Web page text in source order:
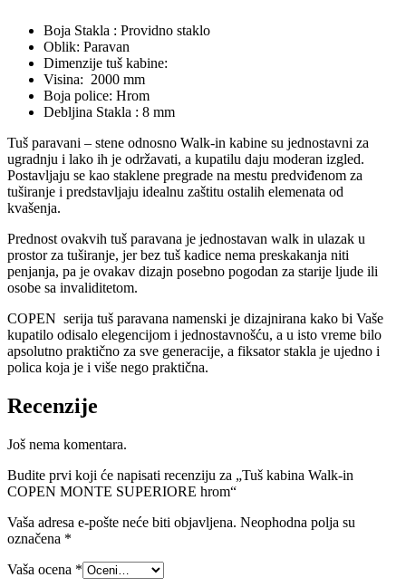
Boja Stakla : Providno staklo
Oblik: Paravan
Dimenzije tuš kabine:
Visina: 2000 mm
Boja police: Hrom
Debljina Stakla : 8 mm
Tuš paravani – stene odnosno Walk-in kabine su jednostavni za
ugradnju i lako ih je održavati, a kupatilu daju moderan izgled.
Postavljaju se kao staklene pregrade na mestu predviđenom za
tuširanje i predstavljaju idealnu zaštitu ostalih elemenata od
kvašenja.
Prednost ovakvih tuš paravana je jednostavan walk in ulazak u
prostor za tuširanje, jer bez tuš kadice nema preskakanja niti
penjanja, pa je ovakav dizajn posebno pogodan za starije ljude ili
osobe sa invaliditetom.
COPEN serija tuš paravana namenski je dizajnirana kako bi Vaše
kupatilo odisalo elegencijom i jednostavnošću, a u isto vreme bilo
apsolutno praktično za sve generacije, a fiksator stakla je ujedno i
polica koja je i više nego praktična.
Recenzije
Još nema komentara.
Budite prvi koji će napisati recenziju za „Tuš kabina Walk-in
COPEN MONTE SUPERIORE hrom“
Vaša adresa e-pošte neće biti objavljena. Neophodna polja su
označena *
Vaša ocena *